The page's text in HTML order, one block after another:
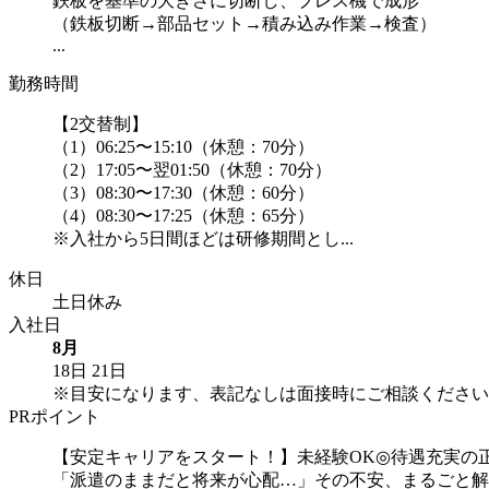
（鉄板切断→部品セット→積み込み作業→検査）
...
勤務時間
【2交替制】
（1）06:25〜15:10（休憩：70分）
（2）17:05〜翌01:50（休憩：70分）
（3）08:30〜17:30（休憩：60分）
（4）08:30〜17:25（休憩：65分）
※入社から5日間ほどは研修期間とし...
休日
土日休み
入社日
8月
18日 21日
※目安になります、表記なしは面接時にご相談ください
PRポイント
【安定キャリアをスタート！】未経験OK◎待遇充実の
「派遣のままだと将来が心配…」その不安、まるごと